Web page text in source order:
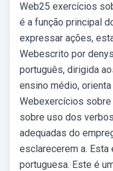
Web25 exercícios
é a função principal
expressar ações,
Webescrito por
português, dirigida
ensino médio,
Webexercícios
sobre uso dos
adequadas do
esclarecerem a. Esta
portuguesa. Este é